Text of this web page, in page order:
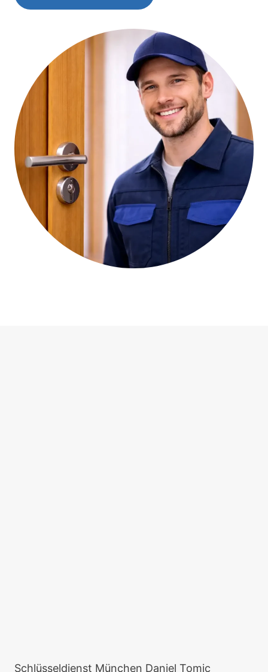
Schlüsseldienst München Daniel Tomic